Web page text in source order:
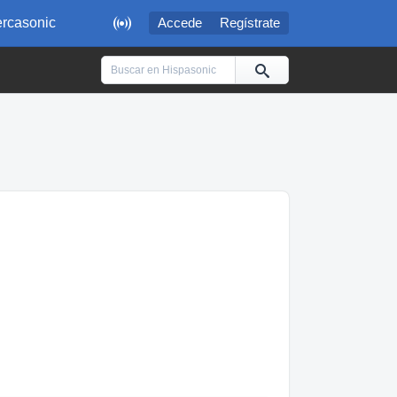
 Accede Regístrate